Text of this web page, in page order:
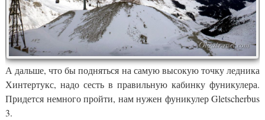
А дальше, что бы подняться на самую высокую точку ледника
Хинтертукс, надо сесть в правильную кабинку фуникулера.
Придется немного пройти, нам нужен фуникулер Gletscherbus
3.